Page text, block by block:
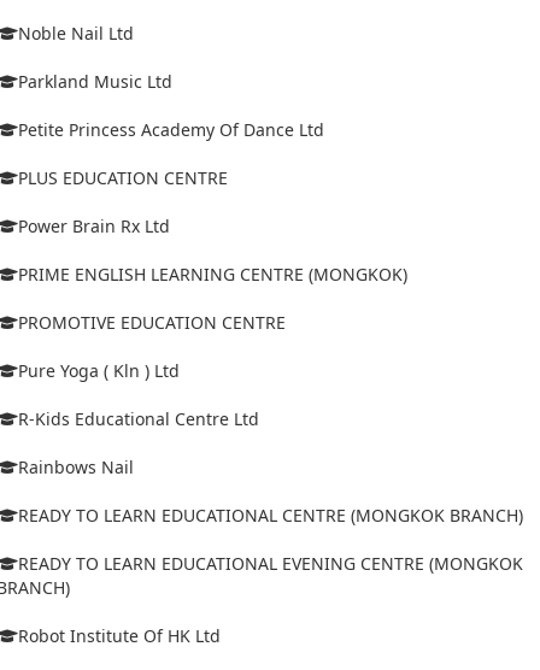
Noble Nail Ltd
Parkland Music Ltd
Petite Princess Academy Of Dance Ltd
PLUS EDUCATION CENTRE
Power Brain Rx Ltd
PRIME ENGLISH LEARNING CENTRE (MONGKOK)
PROMOTIVE EDUCATION CENTRE
Pure Yoga ( Kln ) Ltd
R-Kids Educational Centre Ltd
Rainbows Nail
READY TO LEARN EDUCATIONAL CENTRE (MONGKOK BRANCH)
READY TO LEARN EDUCATIONAL EVENING CENTRE (MONGKOK
Robot Institute Of HK Ltd